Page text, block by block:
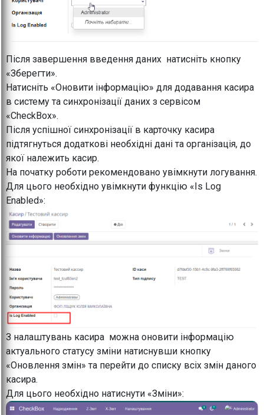
Після завершення введення даних натисніть кнопку
«Зберегти».
Натисніть «Оновити інформацію» для додавання касира
в систему та синхронізації даних з сервісом
«CheckBox».
Після успішної синхронізації в карточку касира
підтягнуться додаткові необхідні дані та організація, до
якої належить касир.
На початку роботи рекомендовано увімкнути логування.
Для цього необхідно увімкнути функцію «Is Log
Enabled»:
З налаштувань касира можна оновити інформацію
актуального статусу зміни натиснувши кнопку
«Оновлення змін» та перейти до списку всіх змін даного
касира.
Для цього необхідно натиснути «Зміни»: